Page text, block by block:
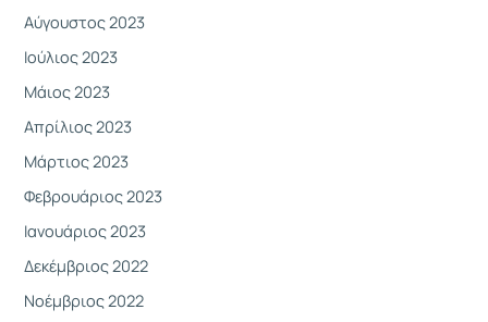
Αύγουστος 2023
Ιούλιος 2023
Μάιος 2023
Απρίλιος 2023
Μάρτιος 2023
Φεβρουάριος 2023
Ιανουάριος 2023
Δεκέμβριος 2022
Νοέμβριος 2022